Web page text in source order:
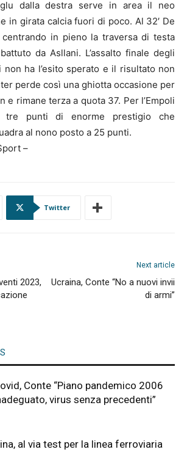
dalla destra serve in area il neo
in girata calcia fuori di poco. Al 32′ De
in pieno la traversa di testa
da Asllani. L’assalto finale degli
non ha l’esito sperato e il risultato non
perde così una ghiotta occasione per
e rimane terza a quota 37. Per l’Empoli
tre punti di enorme prestigio che
al nono posto a 25 punti.
–
Twitter
2023,
Next article
Ucraina, Conte “No a nuovi invii
di armi”
Conte “Piano pandemico 2006
virus senza precedenti”
al via test per la linea ferroviaria